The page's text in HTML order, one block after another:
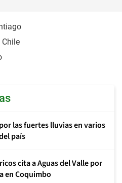
las fuertes lluvias en varios
país
cita a Aguas del Valle por
en Coquimbo